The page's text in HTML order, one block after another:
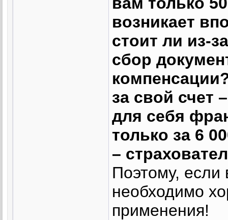
возникает
стоит ли из-
сбор
за свой счет
для себя
только за 6
–
Поэтому,
необходимо
применения!